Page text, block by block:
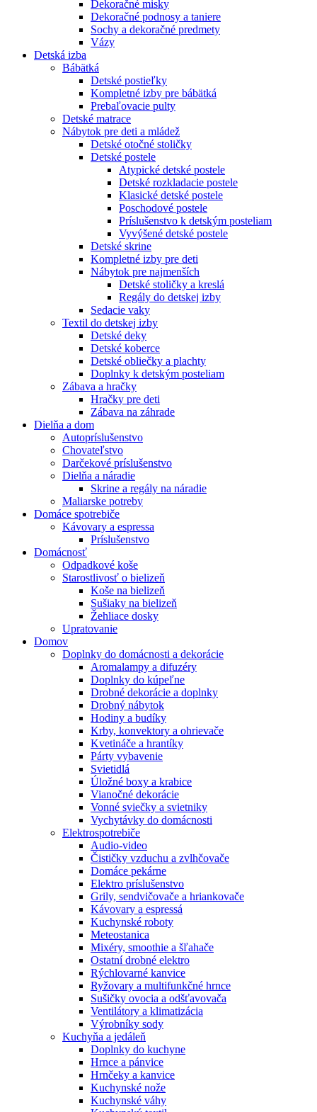
Dekoračné misky
Dekoračné podnosy a taniere
Sochy a dekoračné predmety
Vázy
Detská izba
Bábätká
Detské postieľky
Kompletné izby pre bábätká
Prebaľovacie pulty
Detské matrace
Nábytok pre deti a mládež
Detské otočné stoličky
Detské postele
Atypické detské postele
Detské rozkladacie postele
Klasické detské postele
Poschodové postele
Príslušenstvo k detským posteliam
Vyvýšené detské postele
Detské skrine
Kompletné izby pre deti
Nábytok pre najmenších
Detské stoličky a kreslá
Regály do detskej izby
Sedacie vaky
Textil do detskej izby
Detské deky
Detské koberce
Detské obliečky a plachty
Doplnky k detským posteliam
Zábava a hračky
Hračky pre deti
Zábava na záhrade
Dielňa a dom
Autopríslušenstvo
Chovateľstvo
Darčekové príslušenstvo
Dielňa a náradie
Skrine a regály na náradie
Maliarske potreby
Domáce spotrebiče
Kávovary a espressa
Príslušenstvo
Domácnosť
Odpadkové koše
Starostlivosť o bielizeň
Koše na bielizeň
Sušiaky na bielizeň
Žehliace dosky
Upratovanie
Domov
Doplnky do domácnosti a dekorácie
Aromalampy a difuzéry
Doplnky do kúpeľne
Drobné dekorácie a doplnky
Drobný nábytok
Hodiny a budíky
Krby, konvektory a ohrievače
Kvetináče a hrantíky
Párty vybavenie
Svietidlá
Úložné boxy a krabice
Vianočné dekorácie
Vonné sviečky a svietniky
Vychytávky do domácnosti
Elektrospotrebiče
Audio-video
Čističky vzduchu a zvlhčovače
Domáce pekárne
Elektro príslušenstvo
Grily, sendvičovače a hriankovače
Kávovary a espressá
Kuchynské roboty
Meteostanica
Mixéry, smoothie a šľahače
Ostatní drobné elektro
Rýchlovarné kanvice
Ryžovary a multifunkčné hrnce
Sušičky ovocia a odšťavovača
Ventilátory a klimatizácia
Výrobníky sody
Kuchyňa a jedáleň
Doplnky do kuchyne
Hrnce a pánvice
Hrnčeky a kanvice
Kuchynské nože
Kuchynské váhy